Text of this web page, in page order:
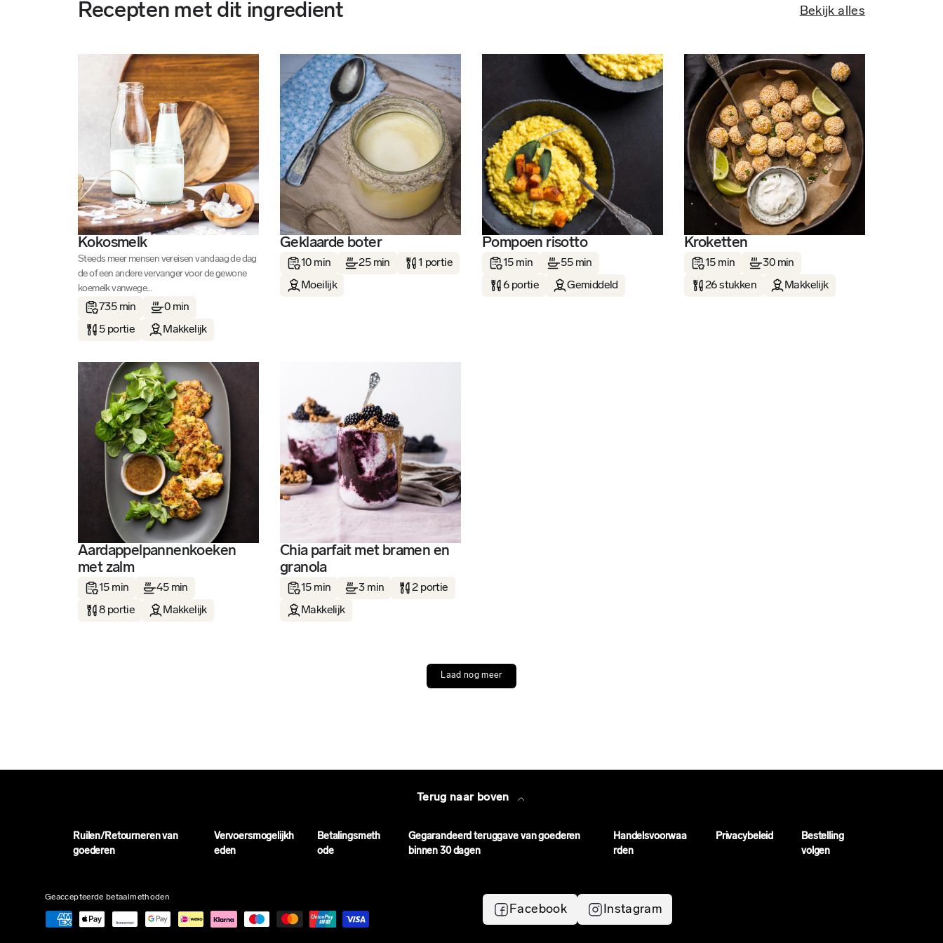
Recepten met dit ingredient Bekijk alles
Kokosmelk
Steeds meer mensen vereisen vandaag de dag
de of een andere vervanger voor de gewone
koemelk vanwege...
735 min
0 min
5 portie
Makkelijk
Geklaarde boter
10 min 25 min
1 portie
Moeilijk
Pompoen risotto
15 min
55 min
6 portie
Gemiddeld
Kroketten
15 min
30 min
26 stukken
Makkelijk
Aardappelpannenkoeken
met zalm
15 min
45 min
8 portie
Makkelijk
Chia parfait met bramen en
granola
15 min 3 min
2 portie
Makkelijk
Laad nog meer
Terug naar boven
Ruilen/Retourneren van
goederen
Vervoersmogelijkh
eden
Betalingsmeth
ode
Gegarandeerd teruggave van goederen
binnen 30 dagen
Handelsvoorwaa
rden
Privacybeleid
Bestelling
volgen
Geaccepteerde betaalmethoden
Facebook Instagram